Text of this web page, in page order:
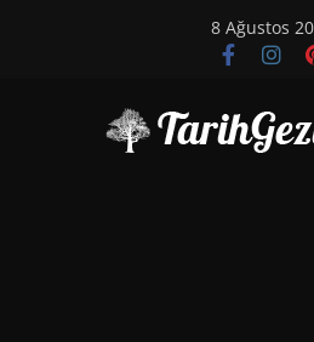
8 Ağustos